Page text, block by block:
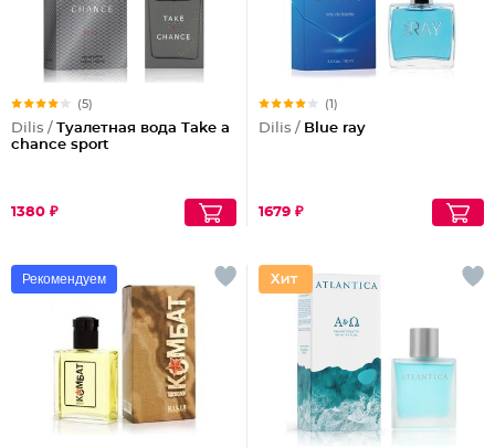
(5)
Dilis / Туалетная вода Take a
chance sport
1380 ₽
(1)
Dilis / Blue ray
1679 ₽
Рекомендуем